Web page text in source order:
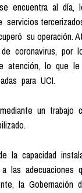
encuentra al
su operación.
coronavirus,
lo que
para UCI.
un
la capacidad
las
la